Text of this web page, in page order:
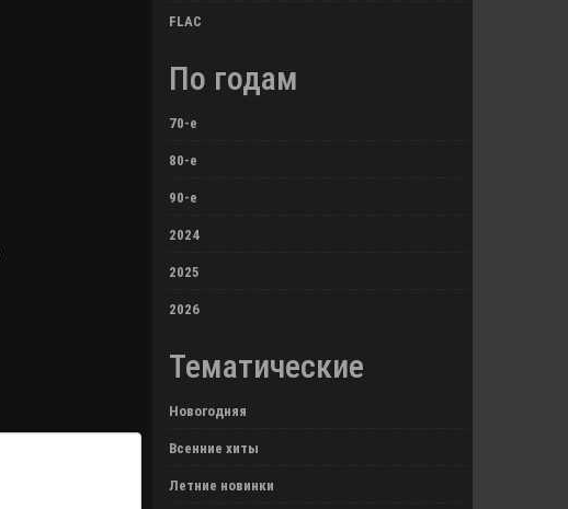
FLAC
По годам
70-е
80-е
90-е
2024
2025
2026
Тематические
Новогодняя
Всенние хиты
Летние новинки